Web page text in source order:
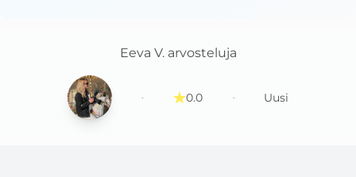
Eeva V. arvosteluja
· 0.0 · Uusi